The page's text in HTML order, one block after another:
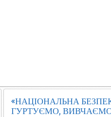
«НАЦІОНАЛЬНА
ГУРТУЄМО,